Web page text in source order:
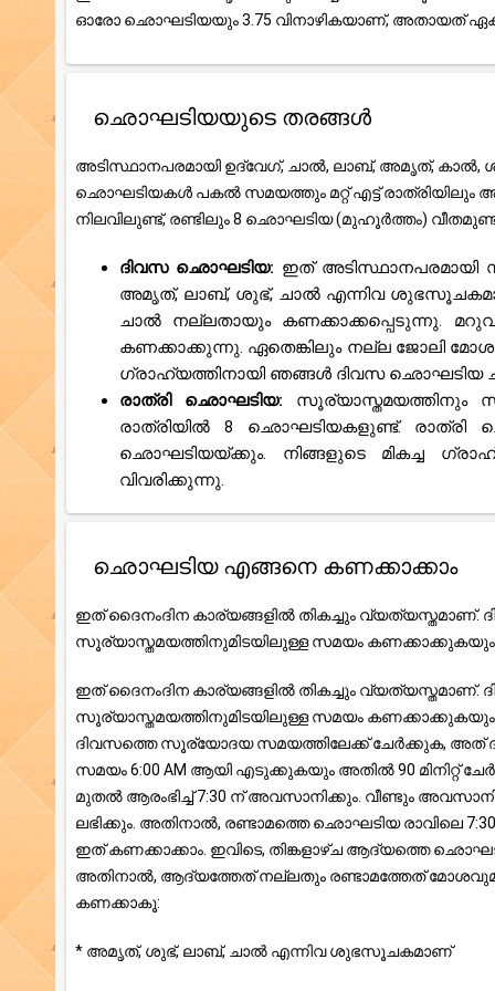
ഓരോ ഛൊഘടിയയും 3.75 വിനാഴികയാണ്, അതായത്
ഛൊഘടിയയുടെ തരങ്ങൾ
അടിസ്ഥാനപരമായി ഉദ്വേഗ്, ചാൽ, ലാബ്, അമൃത്,
ഛൊഘടിയകൾ പകൽ സമയത്തും മറ്റ് എട്ട്
നിലവിലുണ്ട്, രണ്ടിലും 8 ഛൊഘടിയ (മുഹൂർത്തം)
ദിവസ ഛൊഘടിയ: ഇത്
അമൃത്, ലാബ്, ശുഭ്, ചാൽ എന്നിവ
ചാൽ നല്ലതായും കണക്കാക്കപ്പെടുന്നു.
കണക്കാക്കുന്നു. ഏതെങ്കിലും നല്ല ജോലി
ഗ്രാഹ്യത്തിനായി ഞങ്ങൾ ദിവസ ഛൊഘടിയ
രാത്രി ഛൊഘടിയ: സൂര്യാസ്തമയത്തിനും
രാത്രിയിൽ 8 ഛൊഘടിയകളുണ്ട്.
ഛൊഘടിയയ്ക്കും. നിങ്ങളുടെ മികച്ച
വിവരിക്കുന്നു.
ഛൊഘടിയ എങ്ങനെ കണക്കാക്കാം
ഇത് ദൈനംദിന കാര്യങ്ങളിൽ തികച്ചും
സൂര്യാസ്തമയത്തിനുമിടയിലുള്ള സമയം കണക്കാക്കുകയും
ഇത് ദൈനംദിന കാര്യങ്ങളിൽ തികച്ചും
സൂര്യാസ്തമയത്തിനുമിടയിലുള്ള സമയം കണക്കാക്കുകയും
ദിവസത്തെ സൂര്യോദയ സമയത്തിലേക്ക് ചേർക്കുക,
സമയം 6:00 AM ആയി എടുക്കുകയും അതിൽ 90 മിനിറ്റ്
മുതൽ ആരംഭിച്ച് 7:30 ന് അവസാനിക്കും. വീണ്ടും
ലഭിക്കും. അതിനാൽ, രണ്ടാമത്തെ ഛൊഘടിയ രാവിലെ
ഇത് കണക്കാക്കാം. ഇവിടെ, തിങ്കളാഴ്ച ആദ്യത്തെ
അതിനാൽ, ആദ്യത്തേത് നല്ലതും രണ്ടാമത്തേത്
കണക്കാകൂ:
* അമൃത്, ശുഭ്, ലാബ്, ചാൽ എന്നിവ ശുഭസൂചകമാണ്